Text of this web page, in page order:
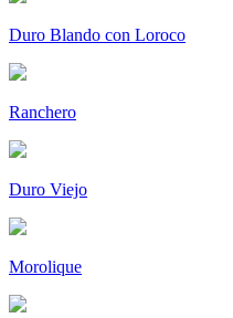
Duro Blando con Loroco
Ranchero
Duro Viejo
Morolique